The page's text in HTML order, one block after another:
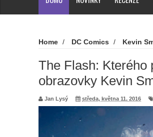
Home / DC Comics / Kevin
The Flash: Kterého
obrazovky Kevin
Jan Lysý středa, května 11, 2016